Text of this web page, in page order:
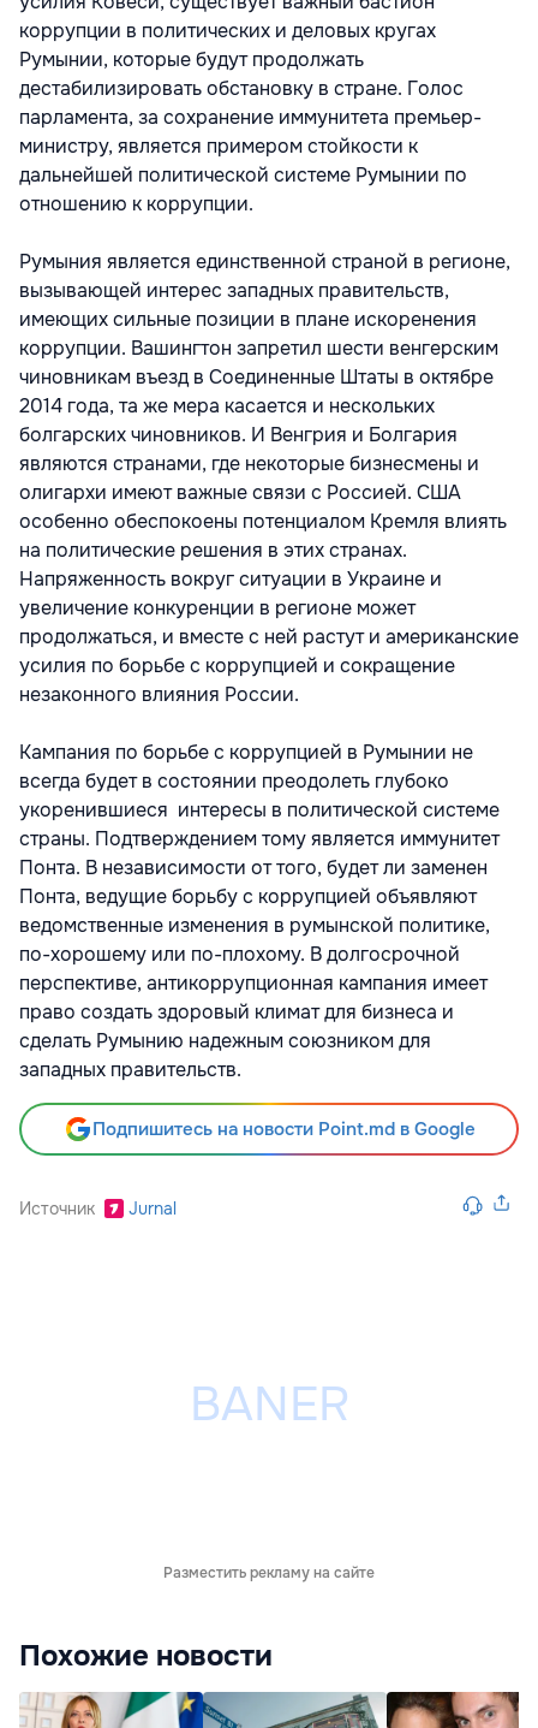
коррупции в политических и деловых кругах
Румынии, которые будут продолжать
дестабилизировать обстановку в стране. Голос
парламента, за сохранение иммунитета премьер-
министру, является примером стойкости к
дальнейшей политической системе Румынии по
отношению к коррупции.
Румыния является единственной страной в регионе,
вызывающей интерес западных правительств,
имеющих сильные позиции в плане искоренения
коррупции. Вашингтон запретил шести венгерским
чиновникам въезд в Соединенные Штаты в октябре
2014 года, та же мера касается и нескольких
болгарских чиновников. И Венгрия и Болгария
являются странами, где некоторые бизнесмены и
олигархи имеют важные связи с Россией. США
особенно обеспокоены потенциалом Кремля влиять
на политические решения в этих странах.
Напряженность вокруг ситуации в Украине и
увеличение конкуренции в регионе может
продолжаться, и вместе с ней растут и американские
усилия по борьбе с коррупцией и сокращение
незаконного влияния России.
Кампания по борьбе с коррупцией в Румынии не
всегда будет в состоянии преодолеть глубоко
укоренившиеся интересы в политической системе
страны. Подтверждением тому является иммунитет
Понта. В независимости от того, будет ли заменен
Понта, ведущие борьбу с коррупцией объявляют
ведомственные изменения в румынской политике,
по-хорошему или по-плохому. В долгосрочной
перспективе, антикоррупционная кампания имеет
право создать здоровый климат для бизнеса и
сделать Румынию надежным союзником для
западных правительств.
Подпишитесь на новости Point.md в Google
Источник Jurnal
Разместить рекламу на сайте
Похожие новости